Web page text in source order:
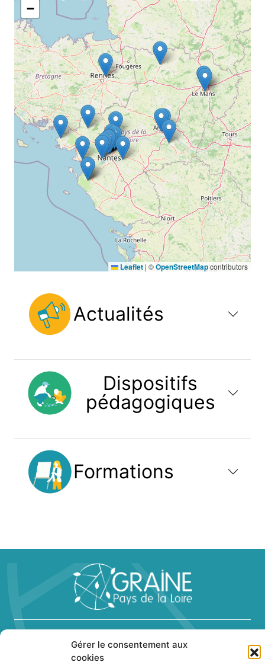
Gérer le consentement aux
cookies
−
Leaflet | ©OpenStreetMapcontributors
Actualités
Dispositifs
pédagogiques
Formations
23, rue des renards - 44300 Nantes